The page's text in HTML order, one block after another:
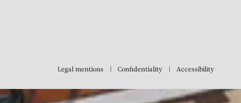
Legal mentions Confidentiality Accessibility